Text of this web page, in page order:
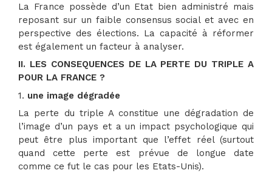
La France possède d’un Etat bien administré mais
reposant sur un faible consensus social et avec en
perspective des élections. La capacité à réformer
est également un facteur à analyser.
II. LES CONSEQUENCES DE LA PERTE DU TRIPLE A
POUR LA FRANCE ?
1. une image dégradée
La perte du triple A constitue une dégradation de
l’image d’un pays et a un impact psychologique qui
peut être plus important que l’effet réel (surtout
quand cette perte est prévue de longue date
comme ce fut le cas pour les Etats-Unis).